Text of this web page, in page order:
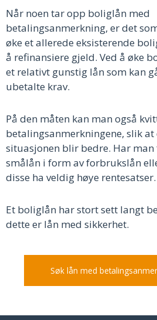
Når noen tar opp boliglån med
betalingsanmerkning, er det
øke et allerede eksisterende
å refinansiere gjeld. Ved å øke
et relativt gunstig lån som kan
ubetalte krav.
På den måten kan man også
betalingsanmerkningene, slik
situasjonen blir bedre. Har man
smålån i form av forbrukslån
disse ha veldig høye rentesatser.
Et boliglån har stort sett langt
dette er lån med sikkerhet.
Søk lån med